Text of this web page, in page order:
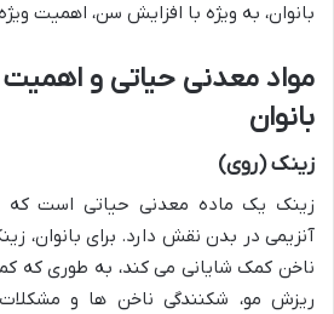
بانوان، به ویژه با افزایش سن، اهمیت
مواد معدنی حیاتی و اهمیت
بانوان
زینک (روی)
آنزیمی در بدن نقش دارد. برای بانوان،
ناخن کمک شایانی می کند، به طوری که
ریزش مو، شکنندگی ناخن ها و